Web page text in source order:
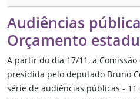
Audiências
Orçamento
A partir do dia 17/11, a
presidida pelo deputado Bruno
série de audiências públicas -